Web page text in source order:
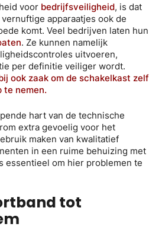
voor bedrijfsveiligheid, is dat
apparaatjes ook de
komt. Veel bedrijven laten hun
. Ze kunnen namelijk
uitvoeren,
per definitie veiliger wordt.
ook zaak om de schakelkast zelf
te nemen.
hart van de technische
extra gevoelig voor het
maken van kwalitatief
in een ruime behuizing met
essentieel om hier problemen te
tot